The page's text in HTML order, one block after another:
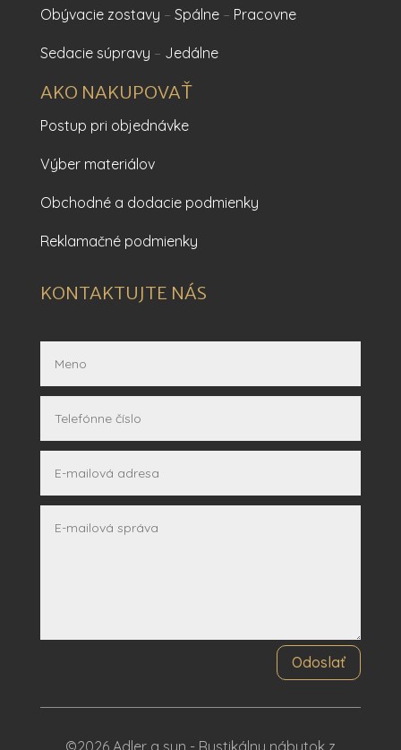
Obývacie zostavy – Spálne– Pracovne
Sedacie súpravy – Jedálne
AKO NAKUPOVAŤ
Postup pri objednávke
Výber materiálov
Obchodné a dodacie podmienky
Reklamačné podmienky
KONTAKTUJTE NÁS
Odoslať
©2026 Adler a syn - Rustikálny nábytok z